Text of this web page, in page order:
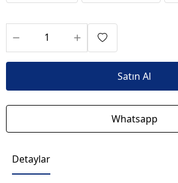
Satın Al
Whatsapp
Detaylar